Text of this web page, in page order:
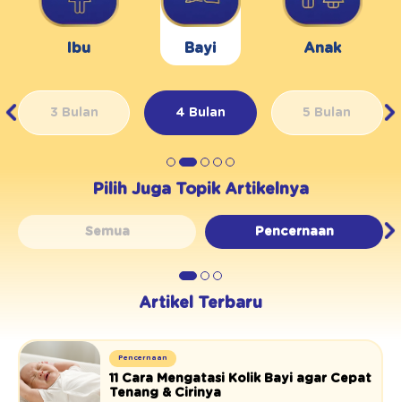
Ibu Bayi Anak
3 Bulan 4 Bulan 5 Bulan
Pilih Juga Topik Artikelnya
Semua Pencernaan
Artikel Terbaru
Pencernaan
11 Cara Mengatasi Kolik Bayi agar Cepat
Tenang & Cirinya